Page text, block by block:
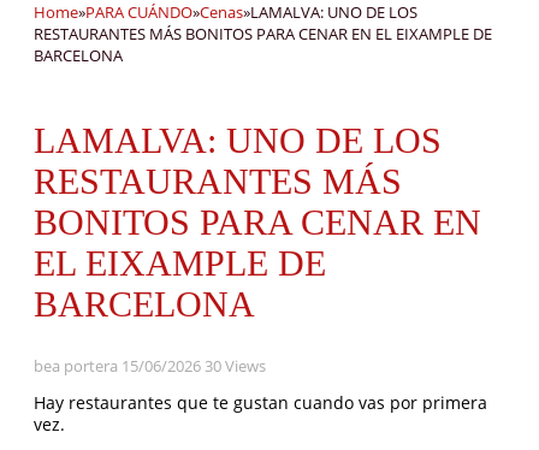
Home»PARA CUÁNDO»Cenas»LAMALVA: UNO DE LOS
RESTAURANTES MÁS BONITOS PARA CENAR EN EL EIXAMPLE DE
BARCELONA
LAMALVA: UNO DE LOS
RESTAURANTES MÁS
BONITOS PARA CENAR EN
EL EIXAMPLE DE
BARCELONA
bea portera 15/06/2026 30 Views
Hay restaurantes que te gustan cuando vas por primera
vez.